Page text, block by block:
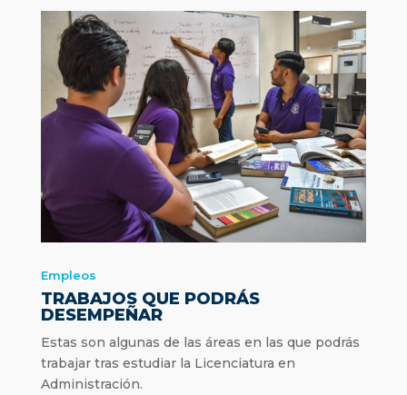
para formular y evaluar proyectos de
inversión en las organizaciones
públicas, privadas o sociales.

Capacidad para aprender y ajustarse a
entornos empresariales cambiantes,
así como adquirir nuevas habilidades y
abordar desafíos con una mentalidad
abierta y proactiva.
Capacidad de comunicación asertiva y
expresión de ideas de manera efectiva
en diversos contextos y niveles dentro
de una organización.

sociables y proactivas para interactuar
y fomentar un ambiente laboral

Habilidades de trabajo en equipo y
liderazgo, capaz de priorizar tareas,
Empleos
TRABAJOS QUE PODRÁS
DESEMPEÑAR
Estas son algunas de las áreas en las que podrás
trabajar tras estudiar la Licenciatura en
Administración.